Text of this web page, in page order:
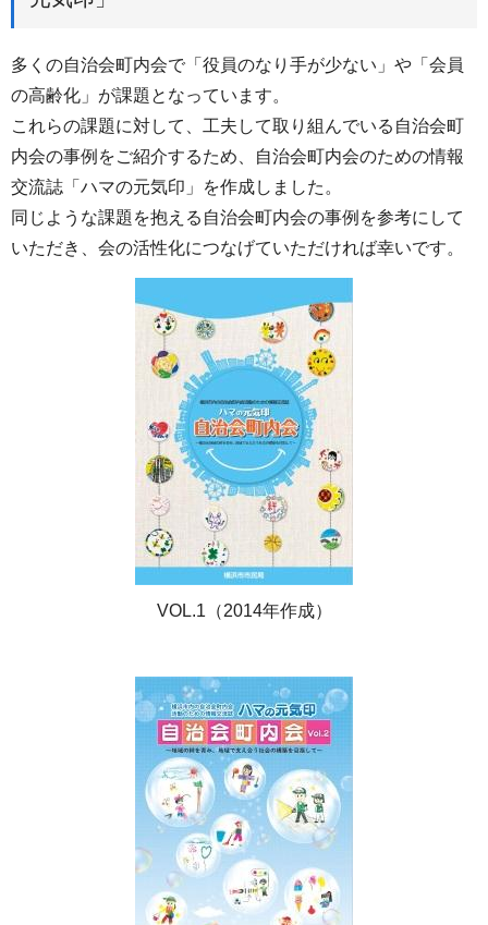
多くの自治会町内会で「役員のなり手が少ない」や「会員
の高齢化」が課題となっています。
これらの課題に対して、工夫して取り組んでいる自治会町
内会の事例をご紹介するため、自治会町内会のための情報
交流誌「ハマの元気印」を作成しました。
同じような課題を抱える自治会町内会の事例を参考にして
いただき、会の活性化につなげていただければ幸いです。
VOL.1（2014年作成）